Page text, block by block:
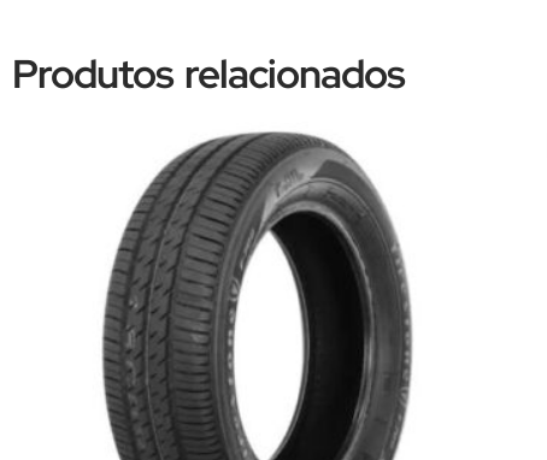
Produtos relacionados